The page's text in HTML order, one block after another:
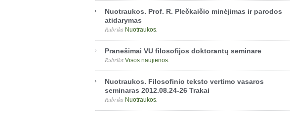
Nuotraukos. Prof. R. Plečkaičio minėjimas ir parodos
atidarymas
Rubrika Nuotraukos
Pranešimai VU filosofijos doktorantų seminare
Rubrika Visos naujienos
Nuotraukos. Filosofinio teksto vertimo vasaros
seminaras 2012.08.24-26 Trakai
Rubrika Nuotraukos